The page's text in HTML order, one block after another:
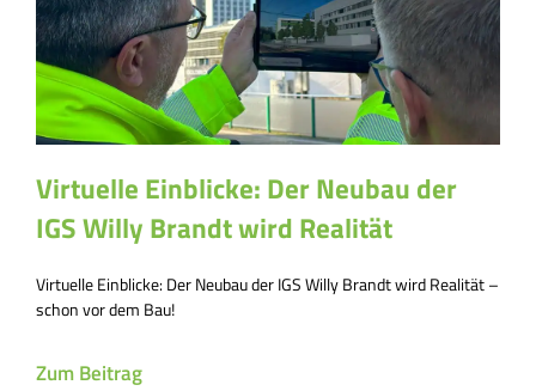
Virtuelle Einblicke: Der Neubau der
IGS Willy Brandt wird Realität
Virtuelle Einblicke: Der Neubau der IGS Willy Brandt wird Realität –
schon vor dem Bau!
Zum Beitrag